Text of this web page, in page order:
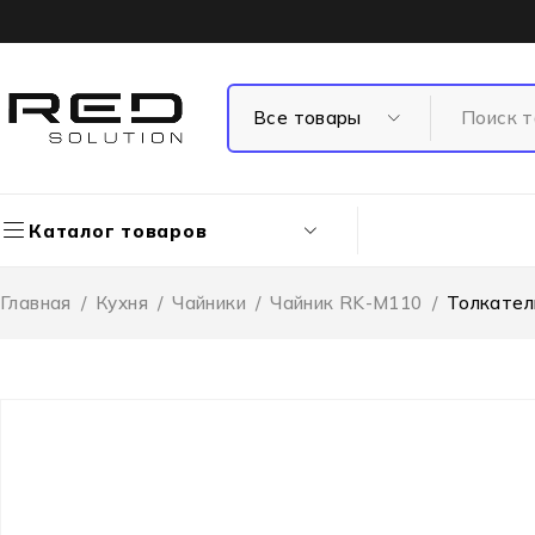
Каталог товаров
Главная / Кухня / Чайники / Чайник RK-M110 /